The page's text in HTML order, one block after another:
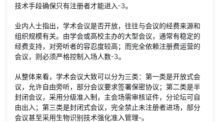
技术手段确保只有注册者才能进入-3。
业内人士指出，学术会议是否开放，往往与会议的经费来源和
组织规模有关。由学会或高校主办的大型会议，通常有稳定的
经费支持，对旁听者的容忍度较高；而完全依赖注册费运营的
会议，则必须严格控制入场人数-3。
从整体来看，学术会议大致可以分为三类：第一类是开放式会
议，允许自由旁听，部分会议要求签署保密协议；第二类是半
封闭会议，采用分级准入制，主会场需审核证件，分论坛可自
由出入；第三类是封闭式会议，完全禁止未注册者进场，部分
会议甚至采用生物识别技术强化准入管理-。